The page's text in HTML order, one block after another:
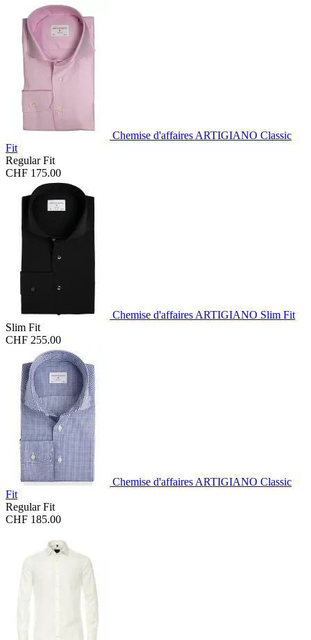
Chemise d'affaires ARTIGIANO Classic
Fit
Regular Fit
CHF 175.00
Chemise d'affaires ARTIGIANO Slim Fit
Slim Fit
CHF 255.00
Chemise d'affaires ARTIGIANO Classic
Fit
Regular Fit
CHF 185.00